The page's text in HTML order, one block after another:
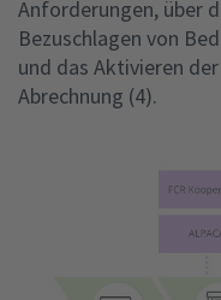
Anforderungen, über
Bezuschlagen von
und das Aktivieren
Abrechnung (4).